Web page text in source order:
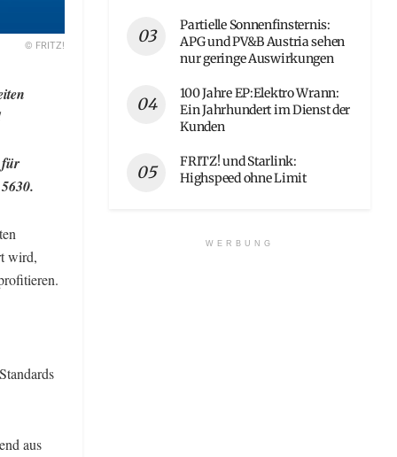
© FRITZ!
für
wird,
aus
Partielle Sonnenfinsternis:
APG und PV&B Austria sehen
nur geringe Auswirkungen
100 Jahre EP:Elektro Wrann:
Ein Jahrhundert im Dienst der
Kunden
FRITZ! und Starlink:
Highspeed ohne Limit
WERBUNG